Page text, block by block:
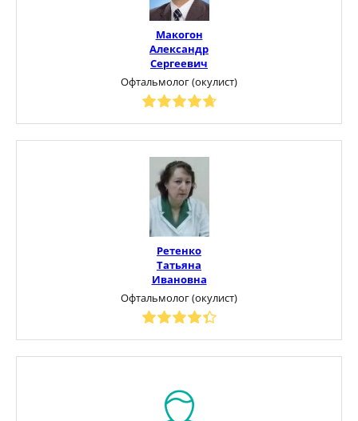
Макогон
Александр
Сергеевич
Офтальмолог (окулист)
Ретенко
Татьяна
Ивановна
Офтальмолог (окулист)